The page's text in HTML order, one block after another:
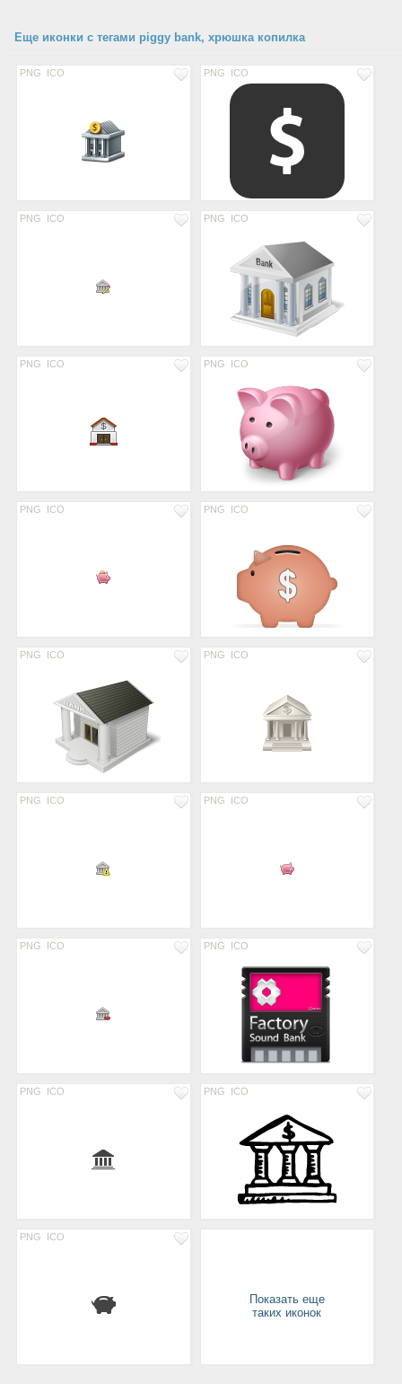
Еще иконки с тегами piggy bank, хрюшка копилка
PNG ICO PNG ICO
PNG ICO PNG ICO
PNG ICO PNG ICO
PNG ICO PNG ICO
PNG ICO PNG ICO
PNG ICO PNG ICO
PNG ICO PNG ICO
PNG ICO PNG ICO
PNG ICO
Показать еще
таких иконок